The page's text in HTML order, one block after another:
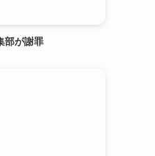
部が謝罪